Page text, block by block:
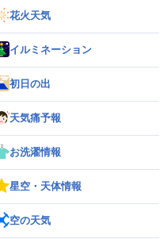
花火天気
イルミネーション
初日の出
天気痛予報
お洗濯情報
星空・天体情報
空の天気